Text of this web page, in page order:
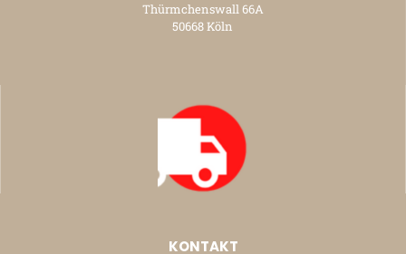
Thürmchenswall 66A
50668 Köln
KONTAKT